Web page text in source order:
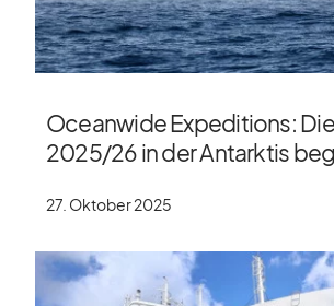
Oceanwide Expeditions:
2025/​26 in der Antarktis
27. Oktober 2025